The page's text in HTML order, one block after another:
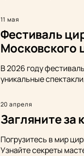
11 мая
Фестиваль
Московского
В 2026 году
уникальные
20 апреля
Загляните
Погрузитесь в мир
Узнайте секреты